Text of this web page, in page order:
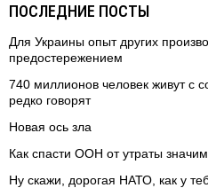
ПОСЛЕДНИЕ ПОСТЫ
Для Украины опыт других
предостережением
740 миллионов человек живут с
редко говорят
Новая ось зла
Как спасти ООН от утраты
Ну скажи, дорогая НАТО, как у